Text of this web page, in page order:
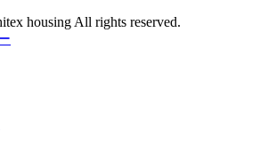
housing All rights reserved.